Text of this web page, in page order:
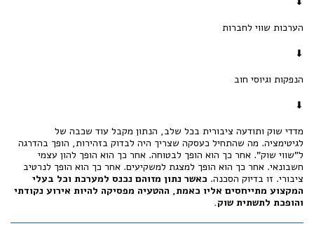
הערכות שווי לחברות
⬇
הנפקות וגיוסי חוב
⬇
מדדי שוק ותודעה ציבורית בכל שלב, הנתון מקבל עוד שכבה של
לגיטימציה. מה שהתחיל כעסקה שצריך היה לבדוק בזהירות, הופך בהדרגה
ל”שווי שוק”. אחר כך הוא הופך לבטוחה. אחר כך הוא הופך להון עצמי
חשבונאי. אחר כך הוא הופך למצגת למשקיעים. אחר כך הוא הופך לנרטיב
ציבורי. זו בדיוק הסכנה. כאשר נתון מזוהם נכנס למערכת וכל בעלי
המקצוע מתייחסים אליו כאמת, ההטעיה מפסיקה להיות אירוע נקודתי
והופכת לתשתית שוק.